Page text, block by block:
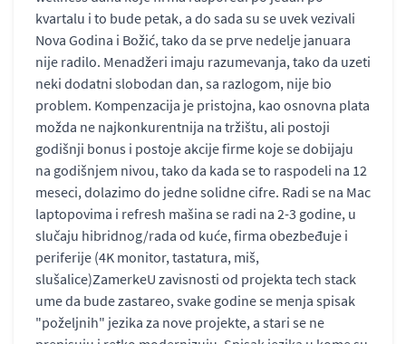
kvartalu i to bude petak, a do sada su se uvek vezivali
Nova Godina i Božić, tako da se prve nedelje januara
nije radilo. Menadžeri imaju razumevanja, tako da uzeti
neki dodatni slobodan dan, sa razlogom, nije bio
problem. Kompenzacija je pristojna, kao osnovna plata
možda ne najkonkurentnija na tržištu, ali postoji
godišnji bonus i postoje akcije firme koje se dobijaju
na godišnjem nivou, tako da kada se to raspodeli na 12
meseci, dolazimo do jedne solidne cifre. Radi se na Mac
laptopovima i refresh mašina se radi na 2-3 godine, u
slučaju hibridnog/rada od kuće, firma obezbeđuje i
periferije (4K monitor, tastatura, miš,
slušalice)ZamerkeU zavisnosti od projekta tech stack
ume da bude zastareo, svake godine se menja spisak
"poželjnih" jezika za nove projekte, a stari se ne